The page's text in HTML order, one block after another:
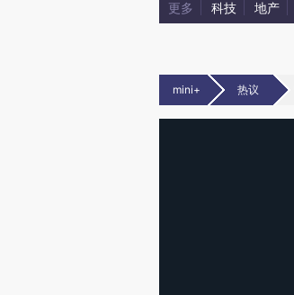
更多 科技 地产
mini+ 热议